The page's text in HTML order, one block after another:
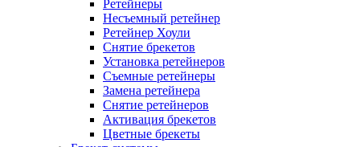
Ретейнеры
Несъемный ретейнер
Ретейнер Хоули
Снятие брекетов
Установка ретейнеров
Съемные ретейнеры
Замена ретейнера
Снятие ретейнеров
Активация брекетов
Цветные брекеты